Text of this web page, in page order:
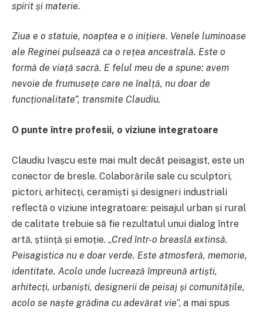
spirit și materie.
Ziua e o statuie, noaptea e o inițiere. Venele luminoase
ale Reginei pulsează ca o rețea ancestrală. Este o
formă de viață sacră. E felul meu de a spune: avem
nevoie de frumusețe care ne înalță, nu doar de
funcționalitate”, transmite Claudiu.
O punte între profesii, o viziune integratoare
Claudiu Ivașcu este mai mult decât peisagist, este un
conector de bresle. Colaborările sale cu sculptori,
pictori, arhitecți, ceramiști și designeri industriali
reflectă o viziune integratoare: peisajul urban și rural
de calitate trebuie să fie rezultatul unui dialog între
artă, știință și emoție. „Cred într-o breaslă extinsă.
Peisagistica nu e doar verde. Este atmosferă, memorie,
identitate. Acolo unde lucrează împreună artiști,
arhitecți, urbaniști, designerii de peisaj și comunitățile,
acolo se naște grădina cu adevărat vie”, a mai spus